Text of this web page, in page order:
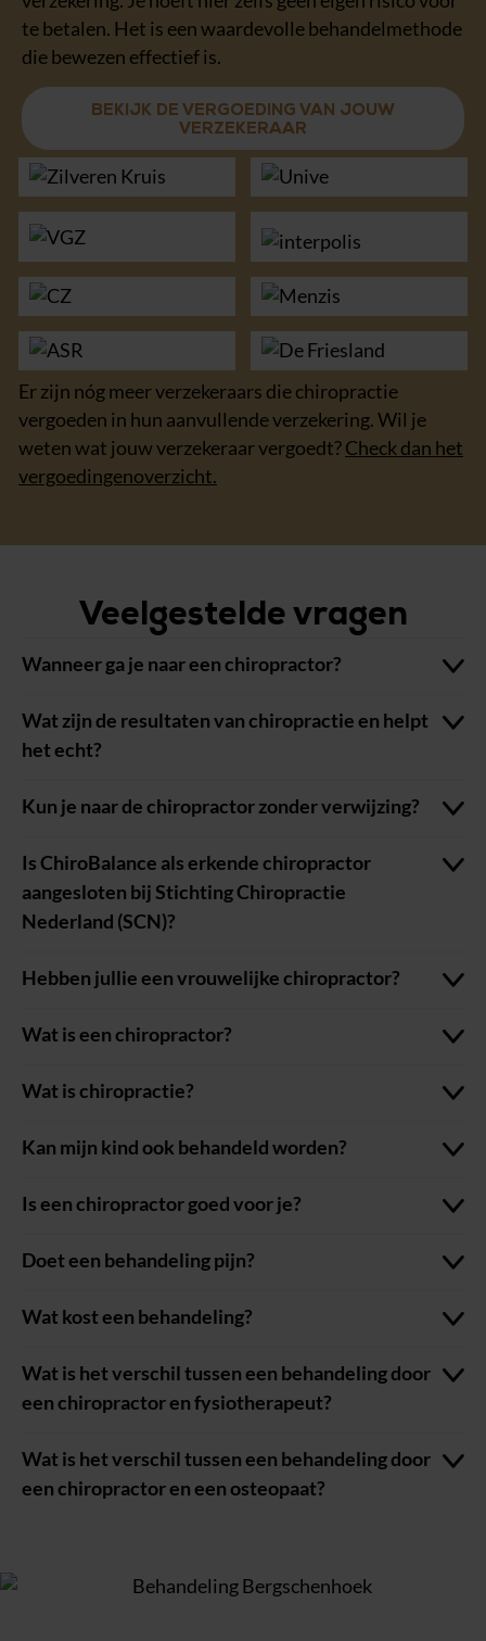
te betalen. Het is een waardevolle behandelmethode
die bewezen effectief is.
BEKIJK DE VERGOEDING VAN JOUW
VERZEKERAAR
Er zijn nóg meer verzekeraars die chiropractie
vergoeden in hun aanvullende verzekering. Wil je
weten wat jouw verzekeraar vergoedt?Check dan het
vergoedingenoverzicht.
Veelgestelde vragen
Wanneer ga je naar een chiropractor?
Wat zijn de resultaten van chiropractie en helpt
het echt?
Kun je naar de chiropractor zonder verwijzing?
Is ChiroBalance als erkende chiropractor
aangesloten bij Stichting Chiropractie
Nederland (SCN)?
Hebben jullie een vrouwelijke chiropractor?
Wat is een chiropractor?
Wat is chiropractie?
Kan mijn kind ook behandeld worden?
Is een chiropractor goed voor je?
Doet een behandeling pijn?
Wat kost een behandeling?
Wat is het verschil tussen een behandeling door
een chiropractor en fysiotherapeut?
Wat is het verschil tussen een behandeling door
een chiropractor en een osteopaat?